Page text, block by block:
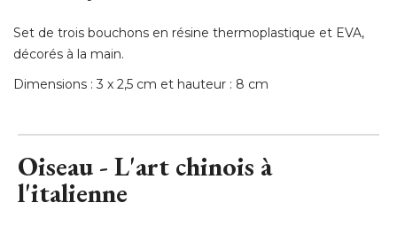
Set de trois bouchons en résine thermoplastique et EVA,
décorés à la main.
Dimensions : 3 x 2,5 cm et hauteur : 8 cm
Oiseau - L'art chinois à
l'italienne